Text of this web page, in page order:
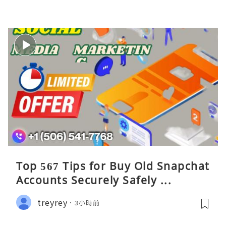
Top 567 Tips for Buy Old Snapchat
Accounts Securely Safely ...
treyrey 3小時前